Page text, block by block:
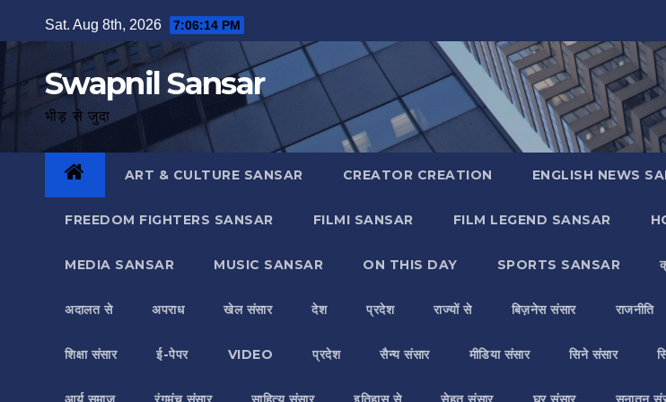
to
Sat. Aug 8th, 2026 7:06:15 PM
Swapnil Sansar
भीड़ से जुदा
ART & CULTURE SANSAR CREATOR CREATION ENGLISH NEWS
FREEDOM FIGHTERS SANSAR FILMI SANSAR FILM LEGEND SANSAR
MEDIA SANSAR MUSIC SANSAR ON THIS DAY SPORTS SANSAR
अदालत से अपराध खेल संसार देश प्रदेश राज्यों से बिज़नेस संसार राजनीति
शिक्षा संसार ई-पेपर VIDEO प्रदेश सैन्य संसार मीडिया संसार सिने संसार